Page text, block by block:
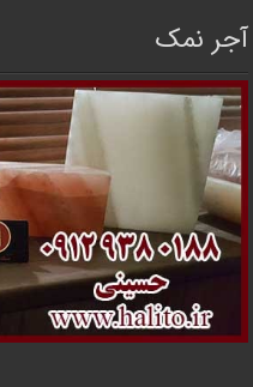
آجر نمک